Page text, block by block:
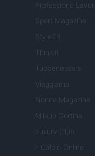
Professione Lavoro
Sport Magazine
Style24
Think.it
Tuobenessere
Viaggiamo
Nonne Magazine
Milano Cortina
Luxury Club
Il Calcio Online